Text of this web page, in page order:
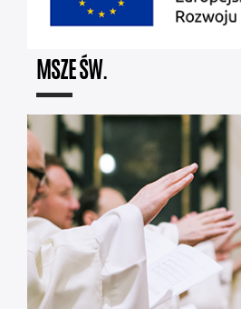
MSZE ŚW.